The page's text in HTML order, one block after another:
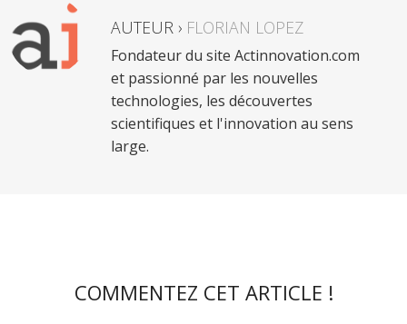
AUTEUR › FLORIAN LOPEZ
Fondateur du site Actinnovation.com
et passionné par les nouvelles
technologies, les découvertes
scientifiques et l'innovation au sens
large.
COMMENTEZ CET ARTICLE !